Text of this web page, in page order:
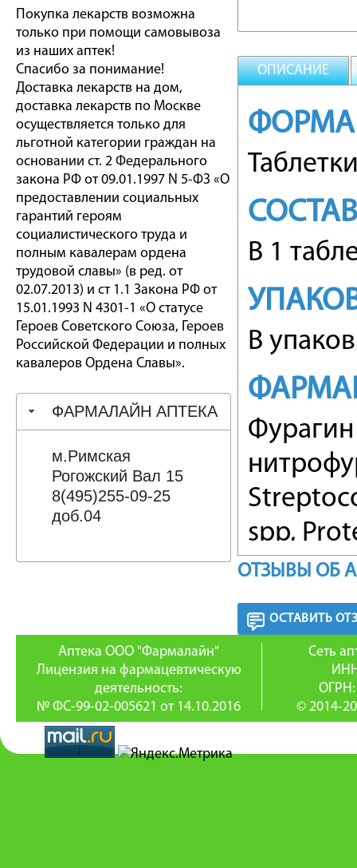
Покупка лекарств возможна
только при помощи самовывоза
из наших аптек!
Спасибо за понимание!
Доставка лекарств на дом,
доставка лекарств по Москве
осуществляется только для
льготной категории граждан на
основании ст. 2 Федерального
закона РФ от 09.01.1997 N 5-ФЗ «О
предоставлении социальных
гарантий героям
социалистического труда и
полным кавалерам ордена
трудовой славы» (в ред. от
02.07.2013) и ст 1.1 Закона РФ от
15.01.1993 N 4301-1 «О статусе
Героев Советского Союза, Героев
Российской Федерации и полных
кавалеров Ордена Славы».
ФАРМАЛАЙН АПТЕКА
м.Римская
Рогожский Вал 15
8(495)255-09-25
доб.04
ОПИСАНИЕ
ФОРМА
СОСТАВ
В 1
В
spp,
-
-
ОТЗЫВЫ ОБ
ОСТАВИТЬ
Аптека ООО "Фармалайн"
Лицензия на фармацевтическую
деятельность:
№ ФС-99-02-005621 от 14.10.2016
Сеть
ОГРН:
© 2014-